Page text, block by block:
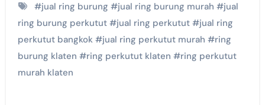
#jual ring burung #jual ring burung murah #jual
ring burung perkutut#jual ring perkutut#jual ring
perkutut bangkok#jual ring perkutut murah #ring
burung klaten #ring perkutut klaten #ring perkutut
murah klaten